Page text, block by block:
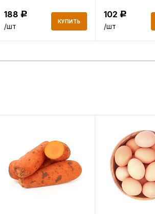
188 Р
/шт
КУПИТЬ
102 Р
/шт